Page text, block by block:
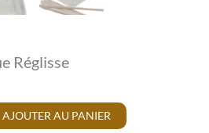
Réglisse
AJOUTER AU PANIER